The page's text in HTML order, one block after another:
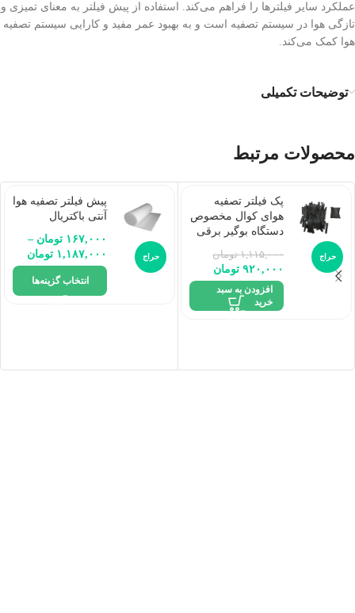
عملکرد سایر فیلترها را فراهم می‌کند. استفاده از پیش فیلتر به معنای تمیزی و
تازگی هوا در سیستم تصفیه است و به بهبود عمر مفید و کارایی سیستم تصفیه
هوا کمک می‌کند.
توضیحات تکمیلی
محصولات مرتبط
حراج
پک فیلتر تصفیه
هوای کوال مخصوص
دستگاه بوگیر برقی
۱,۱۱۵,۰۰۰ تومان
۹۲۰,۰۰۰ تومان
افزودن به سبد
خرید
حراج
پیش فیلتر تصفیه هوا
آنتی باکتریال
۱۶۷,۰۰۰ تومان –
۱,۱۸۷,۰۰۰ تومان
انتخاب گزینه‌ها